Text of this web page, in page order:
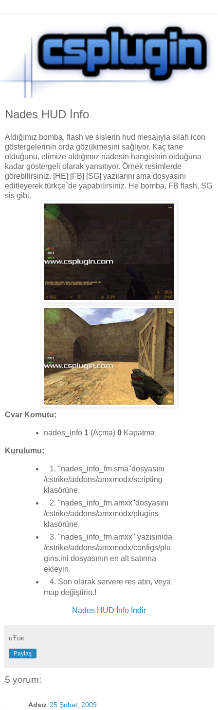
Nades HUD İnfo
Aldığımız bomba, flash ve sislerin hud mesajıyla silah icon
göstergelerinin orda gözükmesini sağlıyor. Kaç tane
olduğunu, elimize aldığımız nadesin hangisinin olduğuna
kadar göstergeli olarak yansıtıyor. Örnek resimlerde
görebilirsiniz. [HE] [FB] [SG] yazılarını sma dosyasını
editleyerek türkçe`de yapabilirsiniz. He bomba, FB flash, SG
sis gibi.
Cvar Komutu;
nades_info 1(Açma) 0Kapatma
Kurulumu;
1. "nades_info_fm.sma"dosyasını
/cstrike/addons/amxmodx/scripting
klasörüne.
2. "nades_info_fm.amxx"dosyasını
/cstrike/addons/amxmodx/plugins
klasörüne.
3. "nades_info_fm.amxx" yazısınıda
/cstrike/addons/amxmodx/configs/plu
gins.ini dosyasının en alt satırına
ekleyin.
4. Son olarak servere res atın, veya
map değiştirin.!
Nades HUD İnfo İndir
uŦuк
Paylaş
5 yorum:
Adsız 25 Şubat, 2009